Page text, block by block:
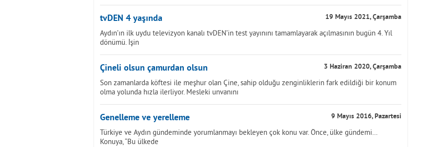
tvDEN 4 yaşında 19 Mayıs 2021, Çarşamba
Aydın’ın ilk uydu televizyon kanalı tvDEN’in test yayınını tamamlayarak açılmasının bugün 4. Yıl
dönümü. İşin
Çineli olsun çamurdan olsun 3 Haziran 2020, Çarşamba
Son zamanlarda köftesi ile meşhur olan Çine, sahip olduğu zenginliklerin fark edildiği bir konum
olma yolunda hızla ilerliyor. Mesleki unvanını
Genelleme ve yerelleme 9 Mayıs 2016, Pazartesi
Türkiye ve Aydın gündeminde yorumlanmayı bekleyen çok konu var. Önce, ülke gündemi…
Konuya, “Bu ülkede